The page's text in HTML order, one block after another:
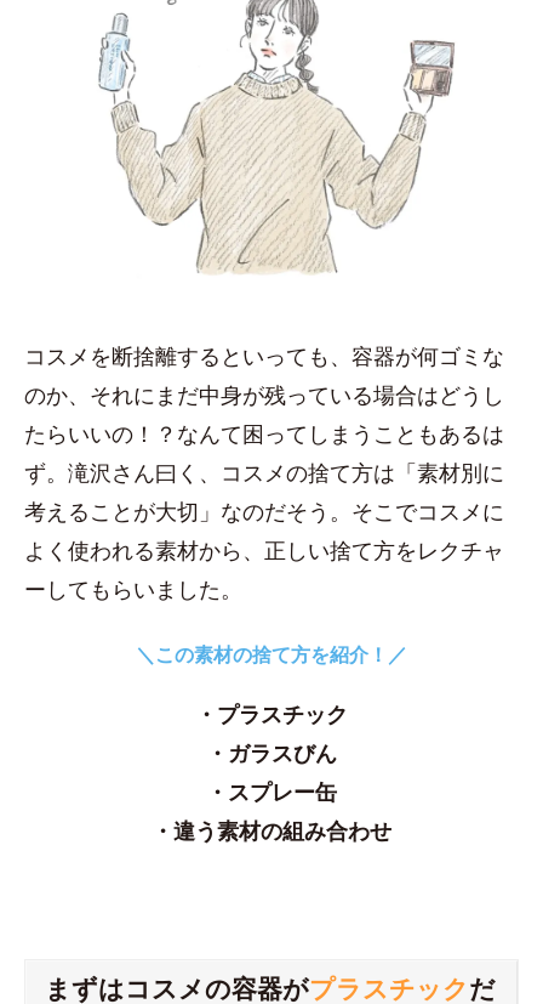
コスメを断捨離するといっても、容器が何ゴミな
のか、それにまだ中身が残っている場合はどうし
たらいいの！？なんて困ってしまうこともあるは
ず。滝沢さん曰く、コスメの捨て方は「素材別に
考えることが大切」なのだそう。そこでコスメに
よく使われる素材から、正しい捨て方をレクチャ
ーしてもらいました。
＼この素材の捨て方を紹介！／
・プラスチック
・ガラスびん
・スプレー缶
・違う素材の組み合わせ
まずはコスメの容器がプラスチックだ